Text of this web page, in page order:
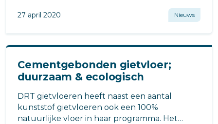
27 april 2020 Nieuws
Cementgebonden gietvloer;
duurzaam & ecologisch
DRT gietvloeren heeft naast een aantal
kunststof gietvloeren ook een 100%
natuurlijke vloer in haar programma. Het